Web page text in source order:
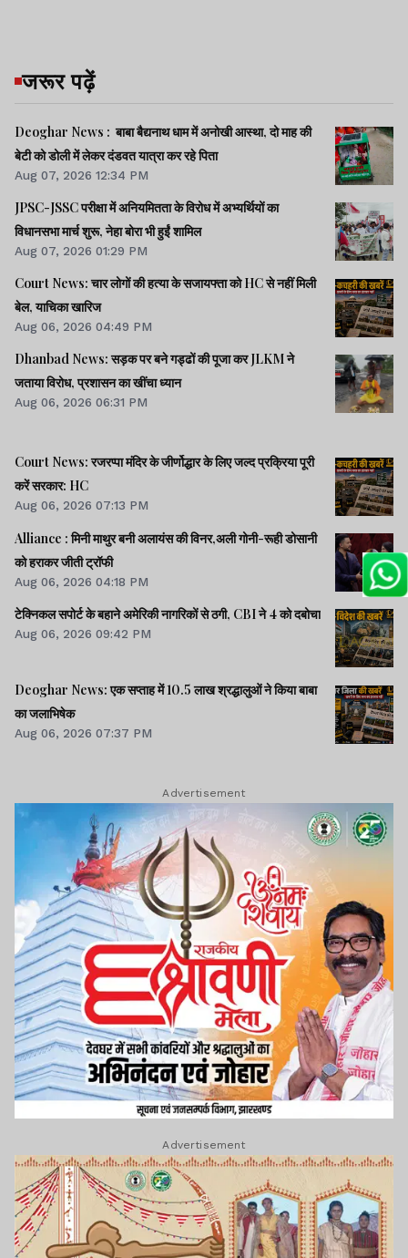
जरूर पढ़ें
Deoghar News : बाबा बैद्यनाथ धाम में अनोखी आस्था, दो माह की
बेटी को डोली में लेकर दंडवत यात्रा कर रहे पिता
Aug 07, 2026 12:34 PM
JPSC-JSSC परीक्षा में अनियमितता के विरोध में अभ्यर्थियों का
विधानसभा मार्च शुरू, नेहा बोरा भी हुईं शामिल
Aug 07, 2026 01:29 PM
Court News: चार लोगों की हत्या के सजायफ्ता को HC से नहीं मिली
बेल, याचिका खारिज
Aug 06, 2026 04:49 PM
Dhanbad News: सड़क पर बने गड्ढों की पूजा कर JLKM ने
जताया विरोध, प्रशासन का खींचा ध्यान
Aug 06, 2026 06:31 PM
Court News: रजरप्पा मंदिर के जीर्णोद्धार के लिए जल्द प्रक्रिया पूरी
करें सरकार: HC
Aug 06, 2026 07:13 PM
Alliance : मिनी माथुर बनी अलायंस की विनर,अली गोनी-रूही डोसानी
को हराकर जीती ट्रॉफी
Aug 06, 2026 04:18 PM
टेक्निकल सपोर्ट के बहाने अमेरिकी नागरिकों से ठगी, CBI ने 4 को दबोचा
Aug 06, 2026 09:42 PM
Deoghar News: एक सप्ताह में 10.5 लाख श्रद्धालुओं ने किया बाबा
का जलाभिषेक
Aug 06, 2026 07:37 PM
Advertisement
Advertisement